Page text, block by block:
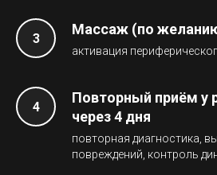
Массаж (по
активация
Повторный приём у
через 4 дня
повторная диагностика,
повреждений, контроль